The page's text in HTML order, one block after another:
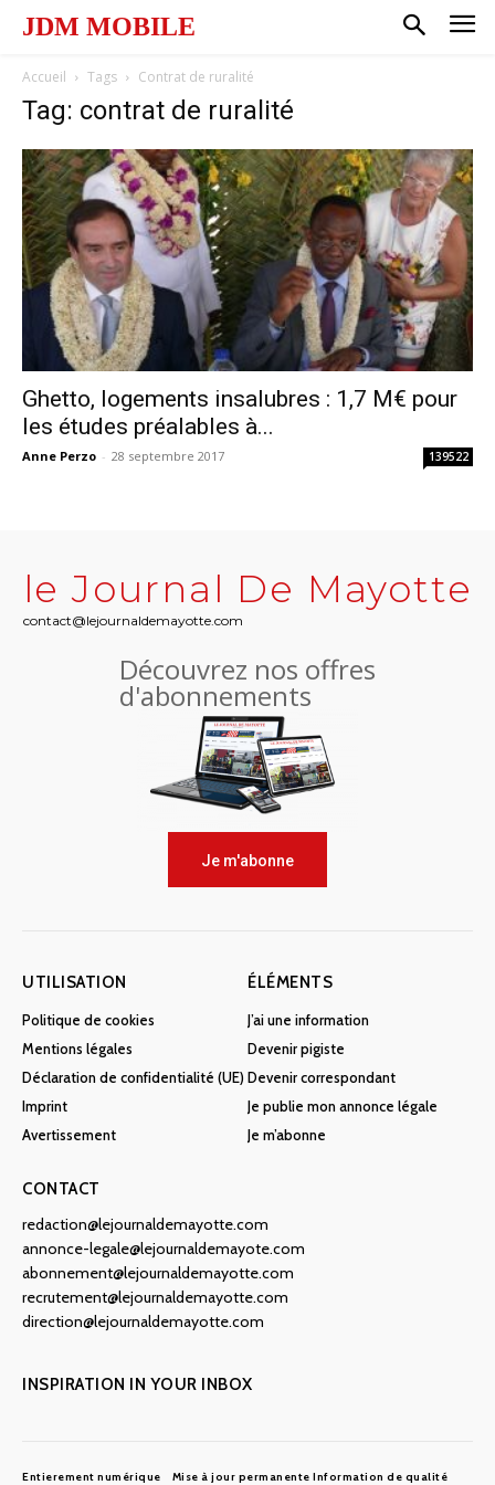
JDM MOBILE
Accueil Tags Contrat de ruralité
Tag: contrat de ruralité
Ghetto, logements insalubres : 1,7 M€ pour
les études préalables à...
Anne Perzo - 28 septembre 2017 139522
le Journal De Mayotte
contact@lejournaldemayotte.com
Découvrez nos offres
d'abonnements
Je m'abonne
UTILISATION
Politique de cookies
Mentions légales
Déclaration de confidentialité (UE)
Imprint
Avertissement
ÉLÉMENTS
J’ai une information
Devenir pigiste
Devenir correspondant
Je publie mon annonce légale
Je m’abonne
CONTACT
redaction@lejournaldemayotte.com
annonce-legale@lejournaldemayote.com
abonnement@lejournaldemayotte.com
recrutement@lejournaldemayotte.com
direction@lejournaldemayotte.com
INSPIRATION IN YOUR INBOX
Entierement numérique Mise à jour permanente Information de qualité